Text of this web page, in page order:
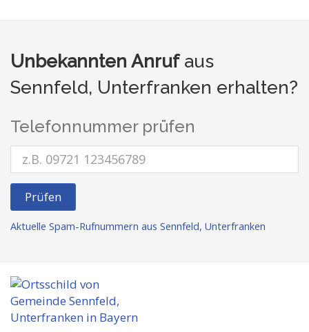
Unbekannten Anrufaus
Sennfeld, Unterfranken erhalten?
Telefonnummer prüfen
Prüfen
Aktuelle Spam-Rufnummern aus Sennfeld, Unterfranken